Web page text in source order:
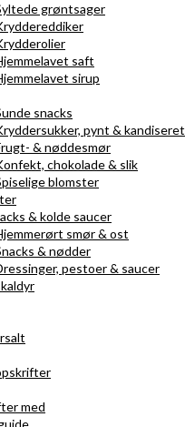
grøntsager
saft
sirup
snacks
pynt & kandiseret
& nøddesmør
chokolade & slik
blomster
& kolde saucer
smør & ost
& nødder
pestoer & saucer
med